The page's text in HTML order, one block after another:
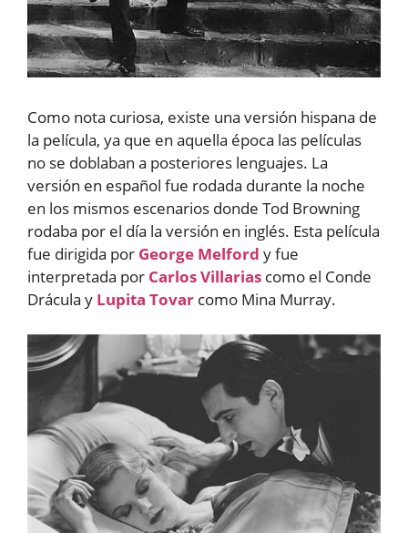
Como nota curiosa, existe una versión hispana de
la película, ya que en aquella época las películas
no se doblaban a posteriores lenguajes. La
versión en español fue rodada durante la noche
en los mismos escenarios donde Tod Browning
rodaba por el día la versión en inglés. Esta película
fue dirigida por George Melford y fue
interpretada por Carlos Villarias como el Conde
Drácula y Lupita Tovar como Mina Murray.